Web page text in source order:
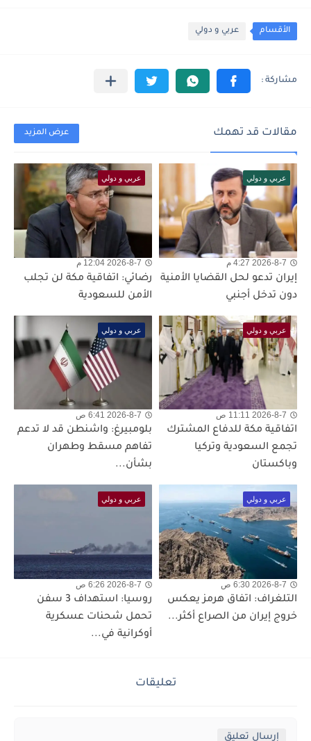
الأقسام عربي و دولي
مقالات قد تهمك عرض المزيد
عربي و دولي
2026-8-7 4:27 م
إيران تدعو لحل القضايا الأمنية
دون تدخل أجنبي
عربي و دولي
2026-8-7 12:04 م
رضائي: اتفاقية مكة لن تجلب
الأمن للسعودية
عربي و دولي
2026-8-7 11:11 ص
اتفاقية مكة للدفاع المشترك
تجمع السعودية وتركيا
وباكستان
عربي و دولي
2026-8-7 6:41 ص
بلومبيرغ: واشنطن قد لا تدعم
تفاهم مسقط وطهران
بشأن...
عربي و دولي
2026-8-7 6:30 ص
التلغراف: اتفاق هرمز يعكس
خروج إيران من الصراع أكثر...
عربي و دولي
2026-8-7 6:26 ص
روسيا: استهداف 3 سفن
تحمل شحنات عسكرية
أوكرانية في...
تعليقات
إرسال تعليق